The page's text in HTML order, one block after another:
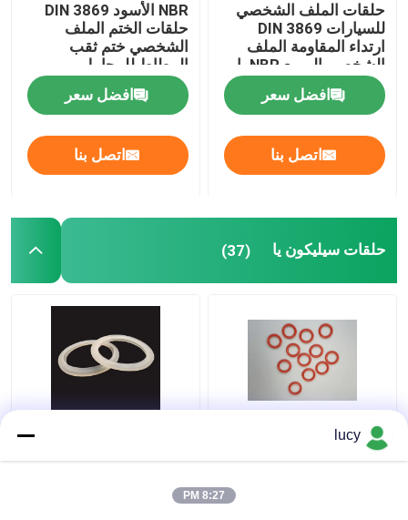
حلقات الملف الشخصي
للسيارات DIN 3869
ارتداء المقاومة الملف
الشخصي المربع NBR يا
الحلقات
افضل سعر
اتصل بنا
NBR الأسود DIN 3869
حلقات الختم الملف
الشخصي ختم ثقب
المطاط للمحامل
افضل سعر
اتصل بنا
حلقات سيليكون يا (37)
يا حلقات الختم للأجهزة
الأبيض سيليكون المطاط
lucy
8:27 PM